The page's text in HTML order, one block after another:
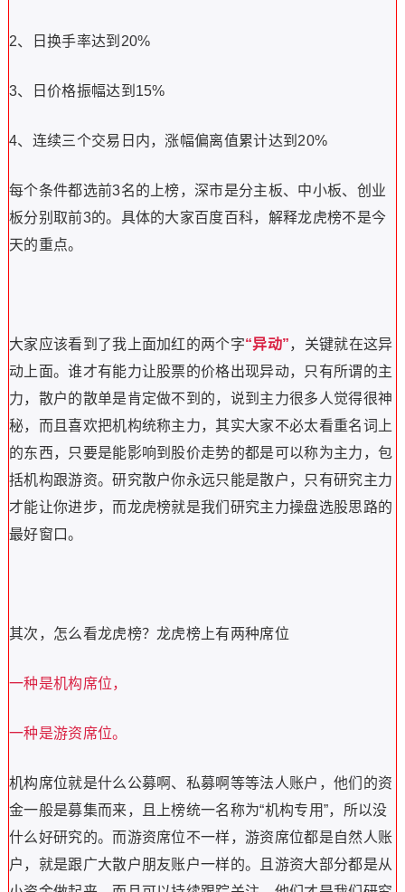
2、日换手率达到20%
3、日价格振幅达到15%
4、连续三个交易日内，涨幅偏离值累计达到20%
每个条件都选前3名的上榜，深市是分主板、中小板、创业
板分别取前3的。具体的大家百度百科，解释龙虎榜不是今
天的重点。
大家应该看到了我上面加红的两个字“异动”，关键就在这异
动上面。谁才有能力让股票的价格出现异动，只有所谓的主
力，散户的散单是肯定做不到的，说到主力很多人觉得很神
秘，而且喜欢把机构统称主力，其实大家不必太看重名词上
的东西，只要是能影响到股价走势的都是可以称为主力，包
括机构跟游资。研究散户你永远只能是散户，只有研究主力
才能让你进步，而龙虎榜就是我们研究主力操盘选股思路的
最好窗口。
其次，怎么看龙虎榜？龙虎榜上有两种席位
一种是机构席位，
一种是游资席位。
机构席位就是什么公募啊、私募啊等等法人账户，他们的资
金一般是募集而来，且上榜统一名称为“机构专用”，所以没
什么好研究的。而游资席位不一样，游资席位都是自然人账
户，就是跟广大散户朋友账户一样的。且游资大部分都是从